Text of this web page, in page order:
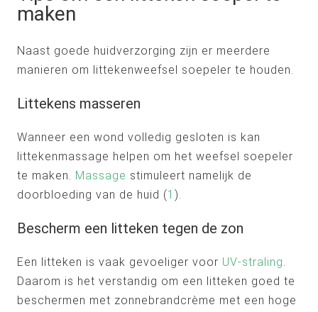
maken
Naast goede huidverzorging zijn er meerdere
manieren om littekenweefsel soepeler te houden.
Littekens masseren
Wanneer een wond volledig gesloten is kan
littekenmassage helpen om het weefsel soepeler
te maken. Massage stimuleert namelijk de
doorbloeding van de huid (1 ).
Bescherm een litteken tegen de zon
Een litteken is vaak gevoeliger voor UV-straling.
Daarom is het verstandig om een litteken goed te
beschermen met zonnebrandcrème met een hoge